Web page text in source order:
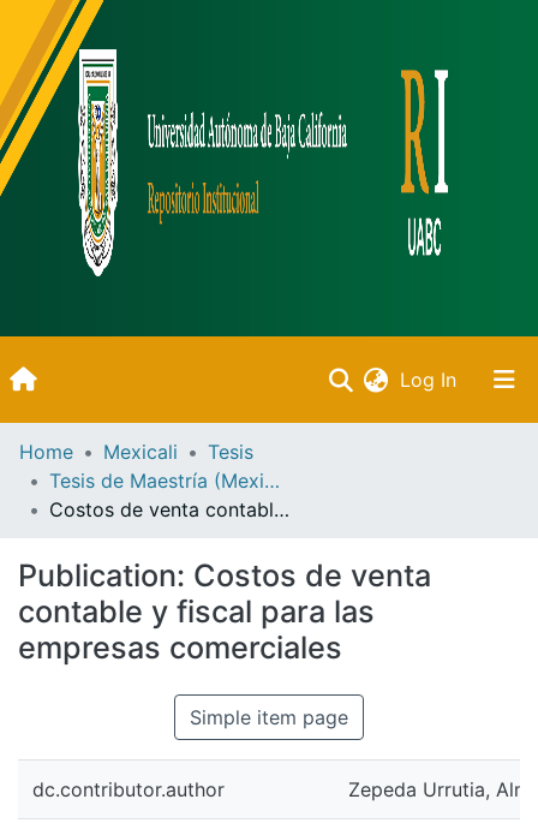
Log In(current)
Inicio
Communities & Collections
Statistics
Bibliotecas
Home Mexicali
Tesis
Tesis de Maestría (Mexicali)
Costos de venta contable y fiscal para las empresas comerciales
Publication: Costos de venta
contable y fiscal para las
empresas comerciales
Simple item page
dc.contributor.author Zepeda Urrutia,